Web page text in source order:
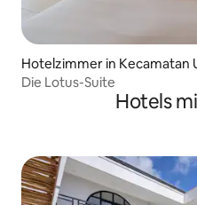
Hotelzimmer in Kecamatan
Die Lotus-Suite
Hotels